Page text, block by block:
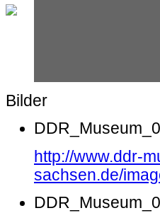
Bilder
http://www.ddr-
sachsen.de/